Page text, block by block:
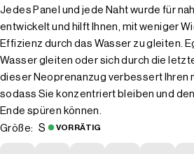
Jedes Panel und jede Naht wurde für
entwickelt und hilft Ihnen, mit weniger
Effizienz durch das Wasser zu gleiten.
Wasser gleiten oder sich durch die
dieser Neoprenanzug verbessert Ihren
sodass Sie konzentriert bleiben und den
Ende spüren können.
Größe:
S VORRÄTIG